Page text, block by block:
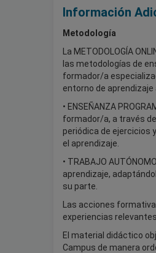
Información
Metodología
La METODOLOGÍA
las metodologías de
formador/a
entorno de aprendizaje
• ENSEÑANZA
formador/a, a través
periódica de ejercicios
el aprendizaje.
• TRABAJO
aprendizaje,
su parte.
Las acciones
experiencias
El material didáctico
Campus de manera